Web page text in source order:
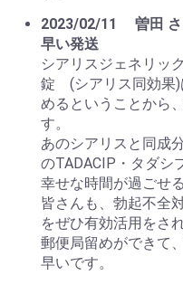
2023/02/11
曽田
早い発送
シアリスジェネリッ
錠 (シアリス同効果)
めるということから
す。
あのシアリスと同成
のTADACIP・タダシ
幸せな時間が過ごせ
皆さんも、勃起不全
をぜひ有効活用をさ
郵便局留めができて
早いです。